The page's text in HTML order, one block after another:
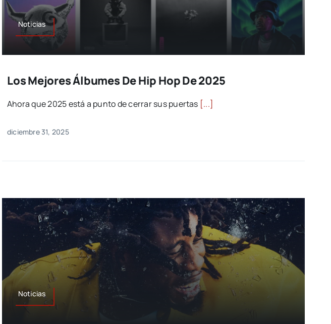
Noticias
Los Mejores Álbumes De Hip Hop De 2025
Ahora que 2025 está a punto de cerrar sus puertas [...]
diciembre 31, 2025
Noticias